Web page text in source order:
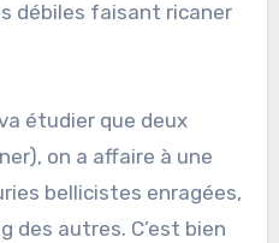
débiles faisant ricaner
étudier que deux
on a affaire à une
bellicistes enragées,
des autres. C’est bien